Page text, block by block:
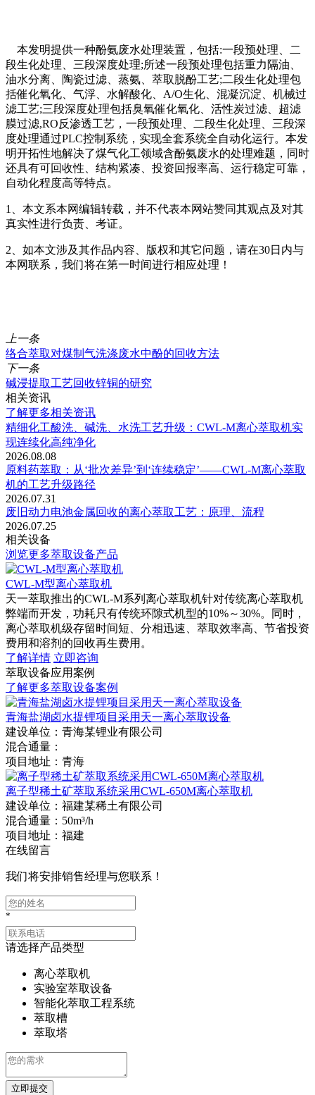
本发明提供一种酚氨废水处理装置，包括:一段预处理、二
段生化处理、三段深度处理;所述一段预处理包括重力隔油、
油水分离、陶瓷过滤、蒸氨、萃取脱酚工艺;二段生化处理包
括催化氧化、气浮、水解酸化、A/O生化、混凝沉淀、机械过
滤工艺;三段深度处理包括臭氧催化氧化、活性炭过滤、超滤
膜过滤,RO反渗透工艺，一段预处理、二段生化处理、三段深
度处理通过PLC控制系统，实现全套系统全自动化运行。本发
明开拓性地解决了煤气化工领域含酚氨废水的处理难题，同时
还具有可回收性、结构紧凑、投资回报率高、运行稳定可靠，
自动化程度高等特点。
1、本文系本网编辑转载，并不代表本网站赞同其观点及对其
真实性进行负责、考证。
2、如本文涉及其作品内容、版权和其它问题，请在30日内与
本网联系，我们将在第一时间进行相应处理！
上一条
络合萃取对煤制气洗涤废水中酚的回收方法
下一条
碱浸提取工艺回收锌铜的研究
相关资讯
了解更多相关资讯
精细化工酸洗、碱洗、水洗工艺升级：CWL-M离心萃取机实
现连续化高纯净化
2026.08.08
原料药萃取：从‘批次差异’到‘连续稳定’——CWL-M离心萃取
机的工艺升级路径
2026.07.31
废旧动力电池金属回收的离心萃取工艺：原理、流程
2026.07.25
相关设备
浏览更多萃取设备产品
CWL-M型离心萃取机
天一萃取推出的CWL-M系列离心萃取机针对传统离心萃取机
弊端而开发，功耗只有传统环隙式机型的10%～30%。同时，
离心萃取机级存留时间短、分相迅速、萃取效率高、节省投资
费用和溶剂的回收再生费用。
了解详情 立即咨询
萃取设备应用案例
了解更多萃取设备案例
青海盐湖卤水提锂项目采用天一离心萃取设备
建设单位： 青海某锂业有限公司
混合通量：
项目地址： 青海
离子型稀土矿萃取系统采用CWL-650M离心萃取机
建设单位： 福建某稀土有限公司
混合通量： 50m³/h
项目地址： 福建
在线留言
我们将安排销售经理与您联系！
*
请选择产品类型
离心萃取机
实验室萃取设备
智能化萃取工程系统
萃取槽
萃取塔
立即提交